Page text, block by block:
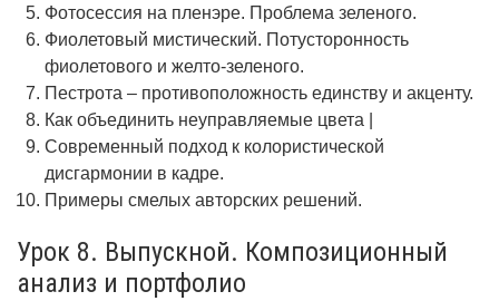
Фотосессия на пленэре. Проблема зеленого.
Фиолетовый мистический. Потусторонность
фиолетового и желто-зеленого.
Пестрота – противоположность единству и акценту.
Как объединить неуправляемые цвета |
Современный подход к колористической
дисгармонии в кадре.
Примеры смелых авторских решений.
Урок 8. Выпускной. Композиционный
анализ и портфолио